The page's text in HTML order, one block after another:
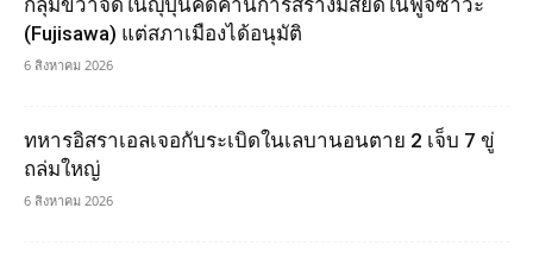
(Fujisawa) แต่สภาเมืองได้อนุมัติ
6 สิงหาคม 2026
ทหารอิสราเอลเจอกับระเบิดในเลบานอนตาย 2 เจ็บ 7 ขู่
ถล่มใหญ่
6 สิงหาคม 2026